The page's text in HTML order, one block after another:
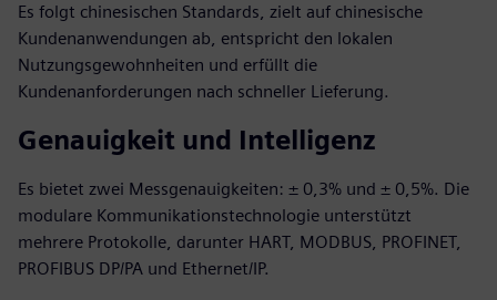
Es folgt chinesischen Standards, zielt auf chinesische
Kundenanwendungen ab, entspricht den lokalen
Nutzungsgewohnheiten und erfüllt die
Kundenanforderungen nach schneller Lieferung.
Genauigkeit und Intelligenz
Es bietet zwei Messgenauigkeiten: ± 0,3% und ± 0,5%. Die
modulare Kommunikationstechnologie unterstützt
mehrere Protokolle, darunter HART, MODBUS, PROFINET,
PROFIBUS DP/PA und Ethernet/IP.